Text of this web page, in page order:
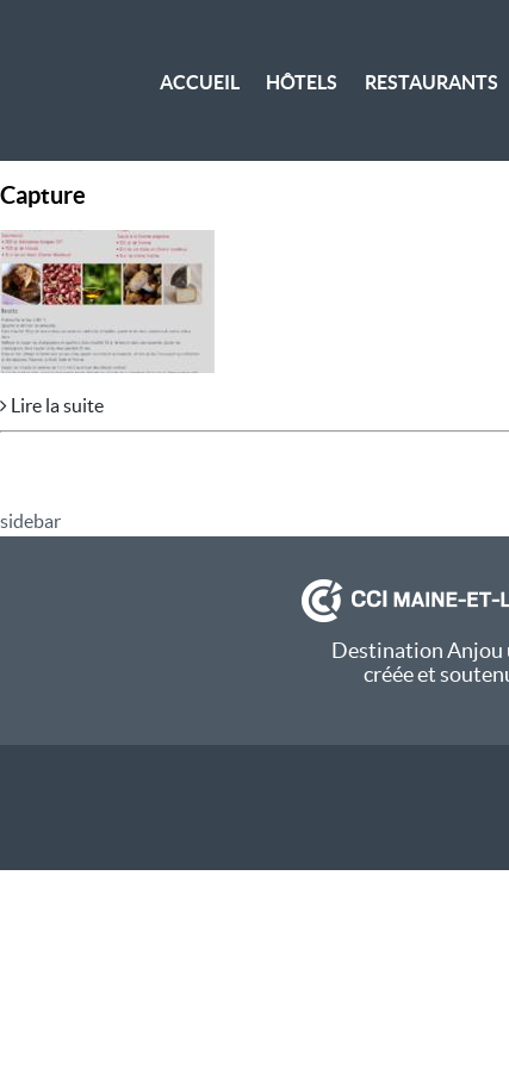
ACCUEIL HÔTELS RESTAURANTS
Capture
Lire la suite
sidebar
Destination Anjou
créée et